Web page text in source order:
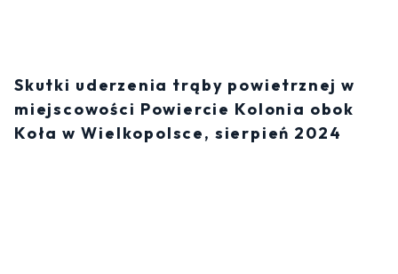
Skutki uderzenia trąby powietrznej w
miejscowości Powiercie Kolonia obok
Koła w Wielkopolsce, sierpień 2024